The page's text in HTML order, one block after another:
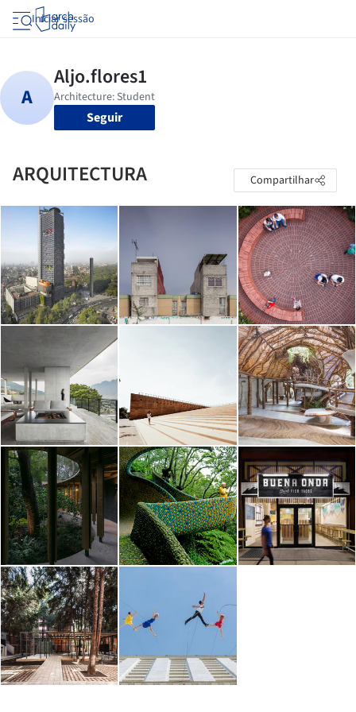
Iniciar sessão
Seguir
ARQUITECTURA Compartilhar